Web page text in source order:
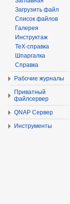
Загрузить файл
Список файлов
Галерея
Инструктаж
TeX-справка
Шпаргалка
Справка
Рабочие журналы
Приватный
файлсервер
QNAP Сервер
Инструменты